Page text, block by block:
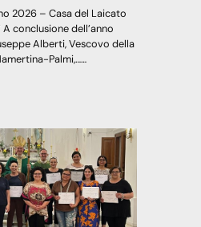
2026 – Casa del Laicato
A conclusione dell’anno
Alberti, Vescovo della
Palmi,……